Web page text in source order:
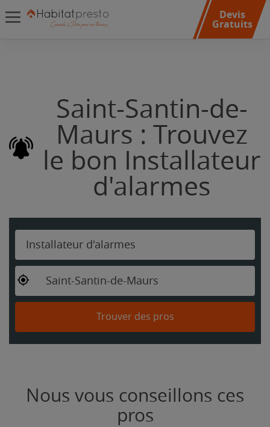
Devis
Gratuits
Saint-Santin-de-
Maurs : Trouvez
le bon Installateur
d'alarmes
Installateur d'alarmes
Saint-Santin-de-Maurs
Trouver des pros
Nous vous conseillons ces
pros